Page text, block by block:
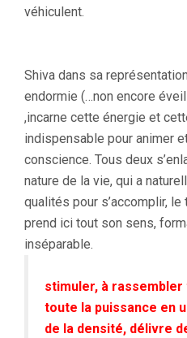
véhiculent.
Shiva dans sa
endormie (…non encore
,incarne cette énergie et
indispensable pour animer
conscience. Tous deux
nature de la vie, qui a
qualités pour s’accomplir, le
prend ici tout son sens,
inséparable.
stimuler, à rassembler
toute la puissance en
de la densité, délivre